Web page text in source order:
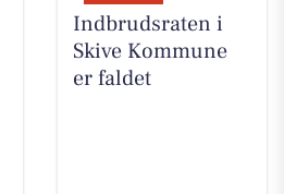
Indbrudsraten i
Skive Kommune
er faldet